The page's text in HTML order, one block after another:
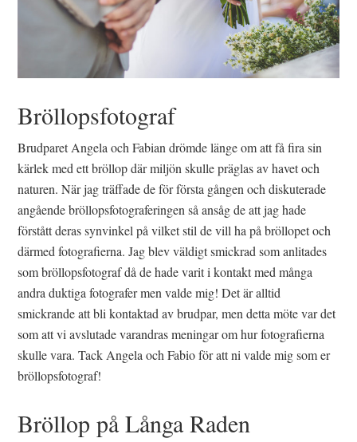
Bröllopsfotograf
Brudparet Angela och Fabian drömde länge om att få fira sin
kärlek med ett bröllop där miljön skulle präglas av havet och
naturen. När jag träffade de för första gången och diskuterade
angående bröllopsfotograferingen så ansåg de att jag hade
förstått deras synvinkel på vilket stil de vill ha på bröllopet och
därmed fotografierna. Jag blev väldigt smickrad som anlitades
som bröllopsfotograf då de hade varit i kontakt med många
andra duktiga fotografer men valde mig! Det är alltid
smickrande att bli kontaktad av brudpar, men detta möte var det
som att vi avslutade varandras meningar om hur fotografierna
skulle vara. Tack Angela och Fabio för att ni valde mig som er
bröllopsfotograf!
Bröllop på Långa Raden